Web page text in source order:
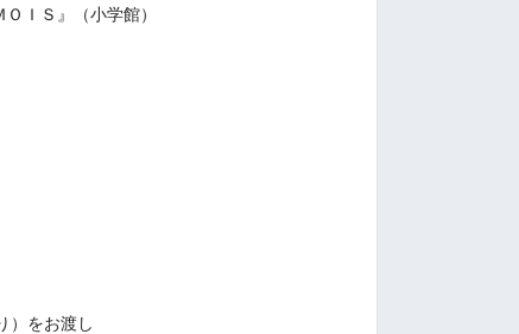
ＩＳ』（小学館）
）をお渡し